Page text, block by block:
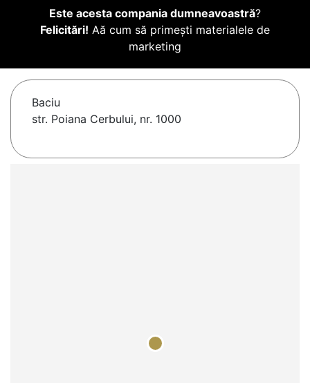
Este acesta compania dumneavoastră?
Felicitări! Aă cum să primești materialele de
marketing
Baciu
str. Poiana Cerbului, nr. 1000